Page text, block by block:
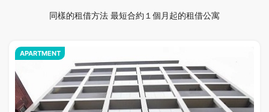
同樣的租借方法 最短合約１個月起的租借公寓
APARTMENT